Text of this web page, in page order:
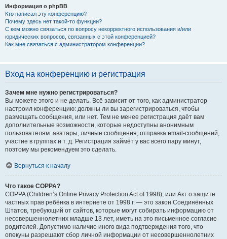
Информация о phpBB
Кто написал эту конференцию?
Почему здесь нет такой-то функции?
С кем можно связаться по вопросу некорректного использования и/или
юридических вопросов, связанных с этой конференцией?
Как мне связаться с администратором конференции?
Вход на конференцию и регистрация
Зачем мне нужно регистрироваться?
Вы можете этого и не делать. Всё зависит от того, как администратор
настроил конференцию: должны ли вы зарегистрироваться, чтобы
размещать сообщения, или нет. Тем не менее регистрация даёт вам
дополнительные возможности, которые недоступны анонимным
пользователям: аватары, личные сообщения, отправка email-сообщений,
участие в группах и т. д. Регистрация займёт у вас всего пару минут,
поэтому мы рекомендуем это сделать.
Вернуться к началу
Что такое COPPA?
COPPA (Children’s Online Privacy Protection Act of 1998), или Акт о защите
частных прав ребёнка в интернете от 1998 г. — это закон Соединённых
Штатов, требующий от сайтов, которые могут собирать информацию от
несовершеннолетних младше 13 лет, иметь на это письменное согласие
родителей. Допустимо наличие иного вида подтверждения того, что
опекуны разрешают сбор личной информации от несовершеннолетних